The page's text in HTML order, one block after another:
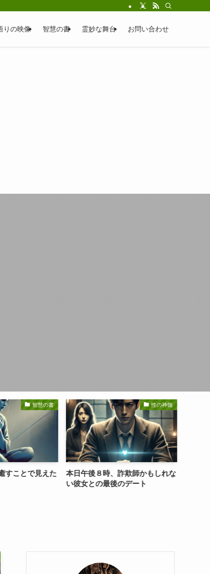
りの映像 智慧の書 霊妙な舞台 お問い合わせ
智慧の書
すことで見えた
性の神髄
本日午後８時、詐欺師かもしれな
い彼女との最後のデート